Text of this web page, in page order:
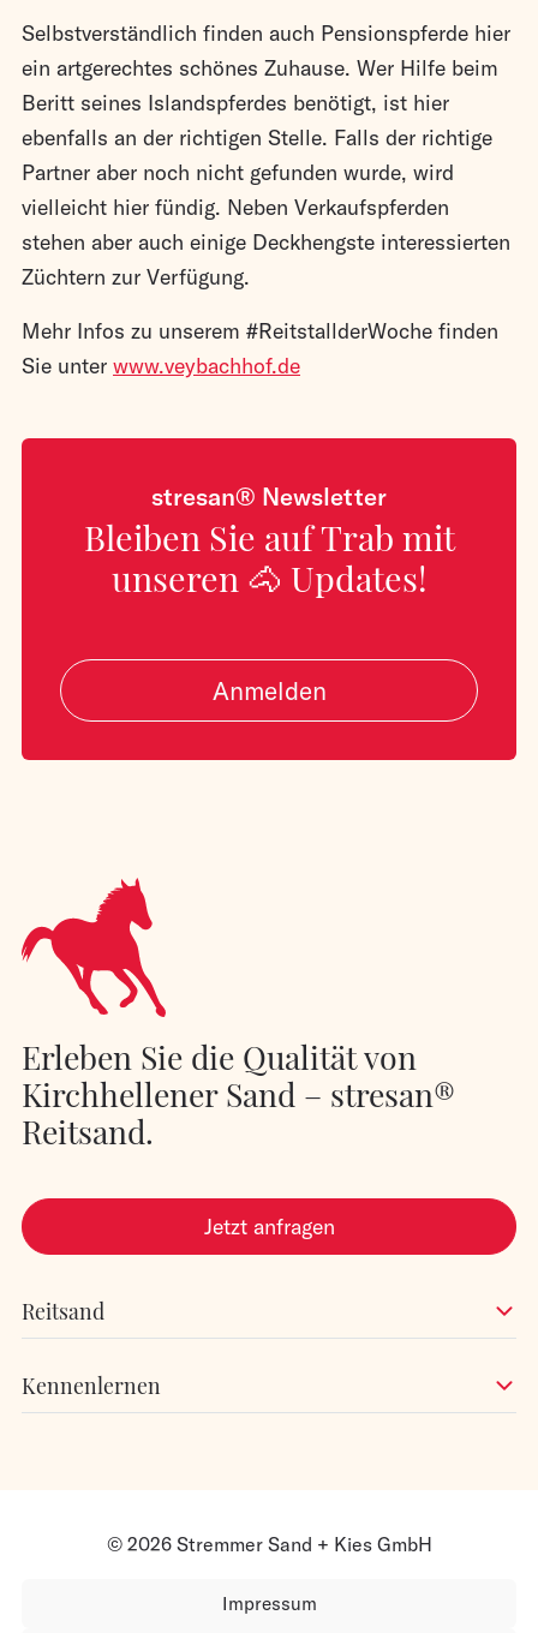
Selbstverständlich finden auch Pensionspferde hier
ein artgerechtes schönes Zuhause. Wer Hilfe beim
Beritt seines Islandspferdes benötigt, ist hier
ebenfalls an der richtigen Stelle. Falls der richtige
Partner aber noch nicht gefunden wurde, wird
vielleicht hier fündig. Neben Verkaufspferden
stehen aber auch einige Deckhengste interessierten
Züchtern zur Verfügung.
Mehr Infos zu unserem #ReitstallderWoche finden
Sie unter www.veybachhof.de
stresan® Newsletter
Bleiben Sie auf Trab mit
unseren 🐴 Updates!
Anmelden
Erleben Sie die Qualität von
Kirchhellener Sand – stresan®
Reitsand.
Jetzt anfragen
Reitsand
Kennenlernen
© 2026 Stremmer Sand + Kies GmbH
Impressum